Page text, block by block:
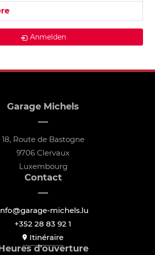
Anmelden
Garage Michels
18, Route de Bastogne
9706 Clervaux
Luxembourg
Contact
michels.lu
+352 28 83 92 1
Itinéraire
d'ouverture